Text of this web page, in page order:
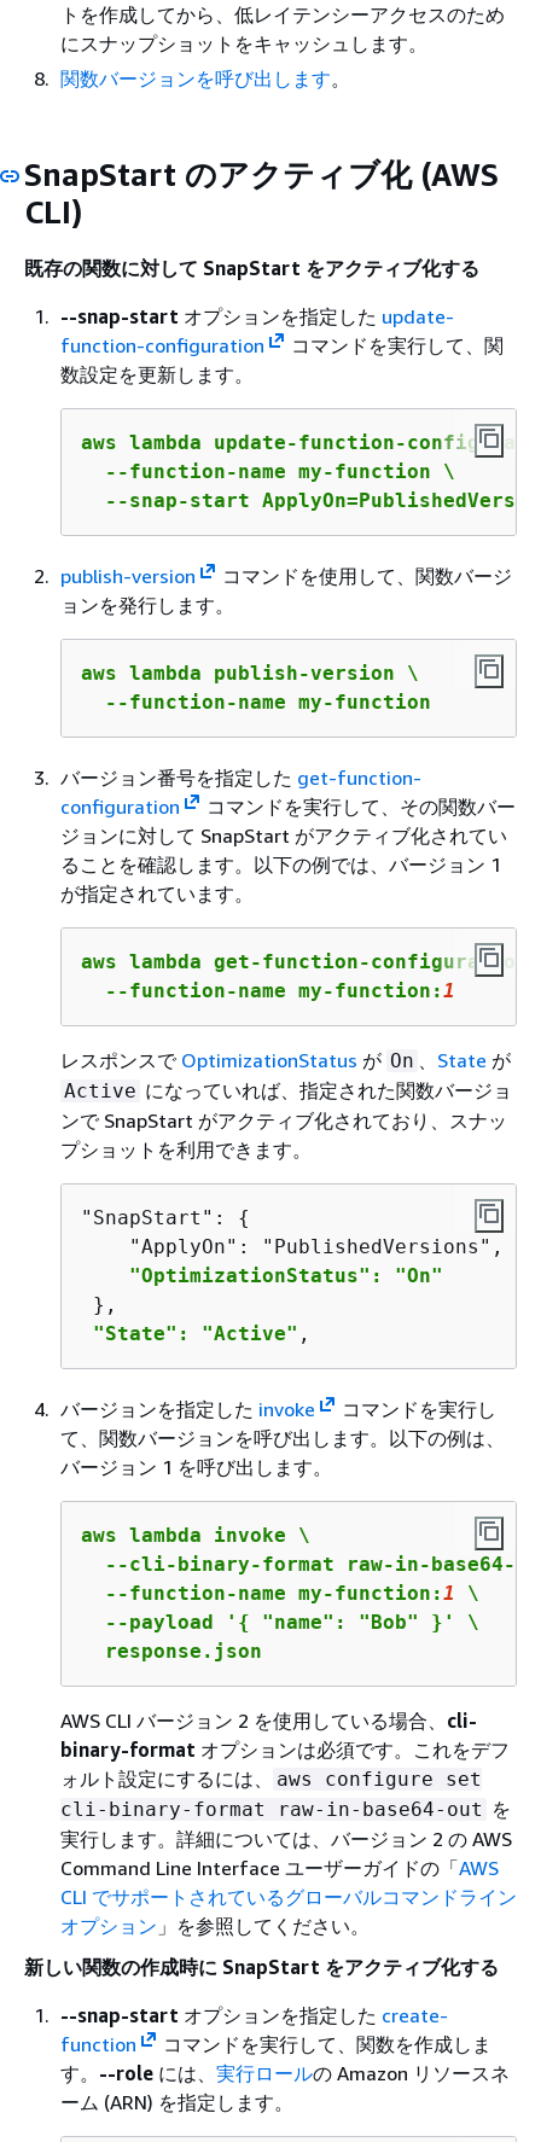
トを作成してから、低レイテンシーアクセスのため
にスナップショットをキャッシュします。
関数バージョンを呼び出します。
SnapStart のアクティブ化 (AWS
CLI)
既存の関数に対して SnapStart をアクティブ化する
--snap-start オプションを指定した update-
function-configuration
コマンドを実行して、関
数設定を更新します。
aws lambda update-function-
  --function-name my-function \
--snap-start
publish-version
コマンドを使用して、関数バージ
ョンを発行します。
aws lambda publish-version \
  --function-name my-function
バージョン番号を指定した get-function-
configuration
コマンドを実行して、その関数バー
ジョンに対して SnapStart がアクティブ化されてい
ることを確認します。以下の例では、バージョン 1
が指定されています。
aws lambda get-function-configuration
  --function-name my-function:
1
レスポンスで OptimizationStatus が On 、 State が
Active になっていれば、指定された関数バージョ
ンで SnapStart がアクティブ化されており、スナッ
プショットを利用できます。
"SnapStart": {
    "ApplyOn": "PublishedVersions",
"OptimizationStatus": "On"
},
"State": "Active" ,
バージョンを指定した invoke
コマンドを実行し
て、関数バージョンを呼び出します。以下の例は、
バージョン 1 を呼び出します。
aws lambda invoke \
--cli-binary-format raw-in-base64-
  --function-name my-function:
1
\
  --payload '
{ "name": "Bob" }' \
  response.json
AWS CLI バージョン 2 を使用している場合、 cli-
binary-format オプションは必須です。これをデフ
ォルト設定にするには、
aws configure set
cli-binary-format raw-in-base64-out を
実行します。詳細については、バージョン 2 の AWS
Command Line Interface ユーザーガイドの「AWS
CLI でサポートされているグローバルコマンドライン
オプション 」を参照してください。
新しい関数の作成時に SnapStart をアクティブ化する
--snap-start オプションを指定した create-
function
コマンドを実行して、関数を作成しま
す。 --role には、 実行ロールの Amazon リソースネ
ーム (ARN) を指定します。